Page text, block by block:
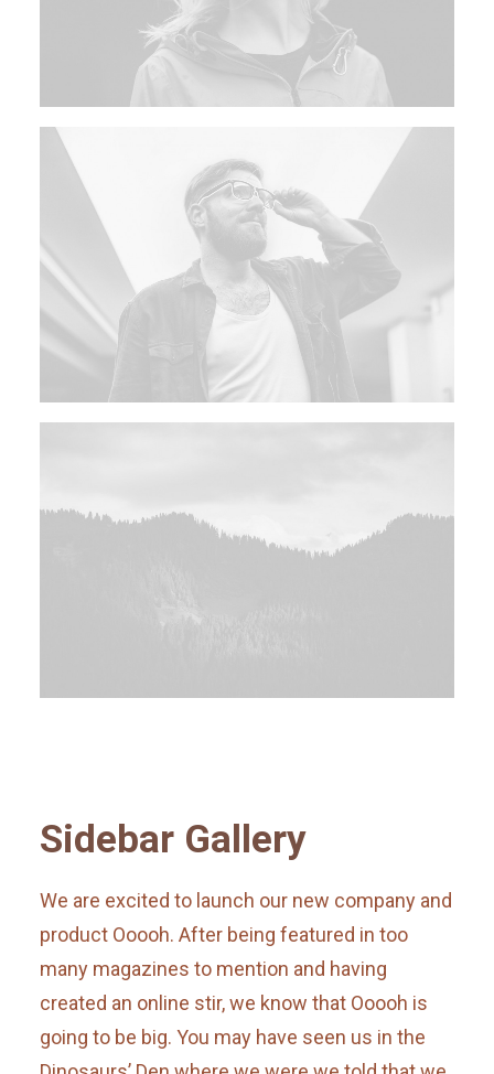
Sidebar Gallery
We are excited to launch our new company and
product Ooooh. After being featured in too
many magazines to mention and having
created an online stir, we know that Ooooh is
going to be big. You may have seen us in the